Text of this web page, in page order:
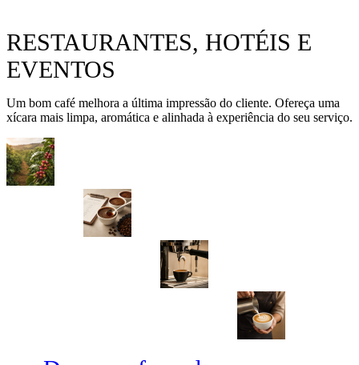
RESTAURANTES, HOTÉIS E
EVENTOS
Um bom café melhora a última impressão do cliente. Ofereça uma
xícara mais limpa, aromática e alinhada à experiência do seu serviço.